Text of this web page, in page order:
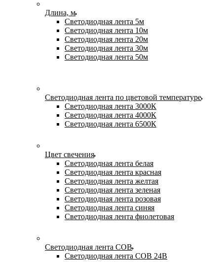
Длина, м
Светодиодная лента 5м
Светодиодная лента 10м
Светодиодная лента 20м
Светодиодная лента 30м
Светодиодная лента 50м
Светодиодная лента по цветовой температуре
Светодиодная лента 3000К
Светодиодная лента 4000К
Светодиодная лента 6500К
Цвет свечения
Светодиодная лента белая
Светодиодная лента красная
Светодиодная лента желтая
Светодиодная лента зеленая
Светодиодная лента розовая
Светодиодная лента синяя
Светодиодная лента фиолетовая
Светодиодная лента COB
Светодиодная лента COB 24В